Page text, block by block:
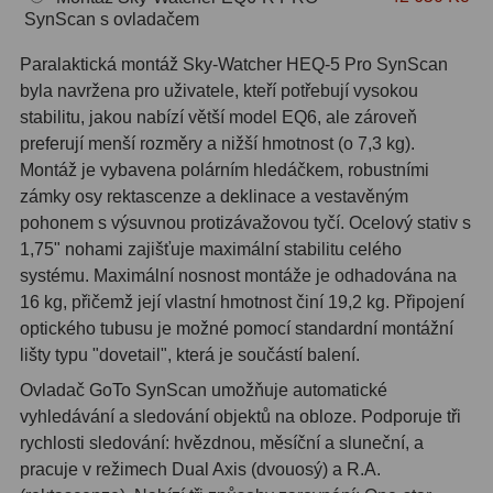
Hβ4
SII2
Planetární
Proti světelnému znečištění6
Barevné66
AstroFoto284
Planetární kamery20
Deep-Sky kamery 28
Guiding kamery14
T-kroužky16
Adaptéry projekční 11
SynScan s ovladačem
Paralaktická montáž Sky-Watcher HEQ-5 Pro SynScan
byla navržena pro uživatele, kteří potřebují vysokou
stabilitu, jakou nabízí větší model EQ6, ale zároveň
preferují menší rozměry a nižší hmotnost (o 7,3 kg).
Montáž je vybavena polárním hledáčkem, robustními
zámky osy rektascenze a deklinace a vestavěným
pohonem s výsuvnou protizávažovou tyčí. Ocelový stativ s
1,75" nohami zajišťuje maximální stabilitu celého
systému. Maximální nosnost montáže je odhadována na
16 kg, přičemž její vlastní hmotnost činí 19,2 kg. Připojení
optického tubusu je možné pomocí standardní montážní
lišty typu "dovetail", která je součástí balení.
Ovladač GoTo SynScan umožňuje automatické
vyhledávání a sledování objektů na obloze. Podporuje tři
rychlosti sledování: hvězdnou, měsíční a sluneční, a
pracuje v režimech Dual Axis (dvouosý) a R.A.